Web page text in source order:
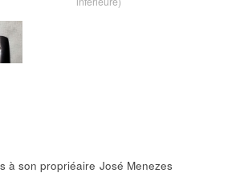
à son propriéaire José Menezes